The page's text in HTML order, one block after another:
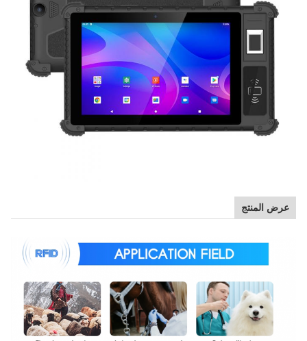
عرض المنتج